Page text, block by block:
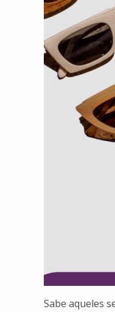
Sabe aqueles